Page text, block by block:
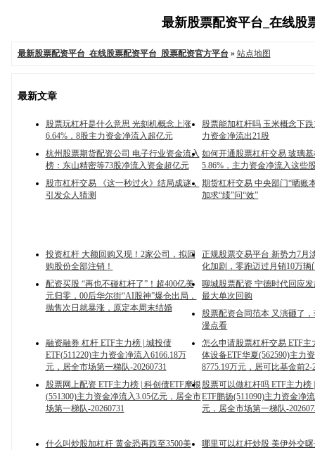
最新股票配资平台_在线股
最新股票配资平台_在线股票配资平台_股票配资官方平台» 站点地图
最新文章
股票玩杠杆是什么意思 光刻机概念上涨
6.64%，8股主力资金净流入超亿元
股票能加杠杆吗 玉米概念下跌
力资金净流出21股
杭州股票期货配资公司 电子行业资金流入
榜：东山精密等73股净流入资金超亿元
如何开通股票杠杆交易 玻璃
5.86%，主力资金净流入这些
股市杠杆交易 《这一秒过火》结局成谜，
引发众人猜测
期货杠杆交易 中央部门“晒账
加求“绩”问“效”
投资杠杆 大额回购又现！2家公司，拟回
购股份全部注销！
正规股票交易平台 新势力7月
化加剧，零跑迈过月销10万辆
配资买股 “再也不碰杠杆了”！超400亿美
元归零，00后华尔街“AI股神”爆仓出局，
抛售次日就暴涨，原定本周末结婚
聊城股票配资 宁德时代回应
最大单次回购
股票配资合同范本 又演砸了
漫点看
融资融券 杠杆 ETF主力榜 | 城投债
ETF(511220)主力资金净流入6166.18万
元，居全市场第一梯队-20260731
怎么申请股票杠杆交易 ETF主
体设备ETF华夏(562590)主力
8775.19万元，居可比基金前2-
股票网上配资 ETF主力榜 | 科创债ETF摩根
(551300)主力资金净流入3.05亿元，居全市
场第一梯队-20260731
股票可以做杠杆吗 ETF主力榜
ETF鹏扬(511090)主力资金净
元，居全市场第一梯队-
什么叫炒股加杠杆 黄金恐再跌至3500美
哪里可以杠杆炒股 美伊外交